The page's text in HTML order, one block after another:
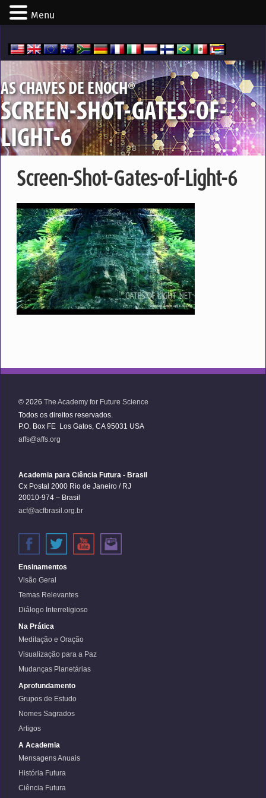
AS CHAVES DE ENOCH®
SCREEN-SHOT-GATES-OF-
LIGHT-6
Screen-Shot-Gates-of-Light-6
© 2026 The Academy for Future Science
Todos os direitos reservados.
P.O. Box FE Los Gatos, CA 95031 USA
affs@affs.org
Academia para Ciência Futura - Brasil
Cx Postal 2000 Rio de Janeiro / RJ
20010-974 – Brasil
acf@acfbrasil.org.br
Ensinamentos
Visão Geral
Temas Relevantes
Diálogo Interreligioso
Na Prática
Meditação e Oração
Visualização para a Paz
Mudanças Planetárias
Aprofundamento
Grupos de Estudo
Nomes Sagrados
Artigos
A Academia
Mensagens Anuais
História Futura
Ciência Futura
Menu